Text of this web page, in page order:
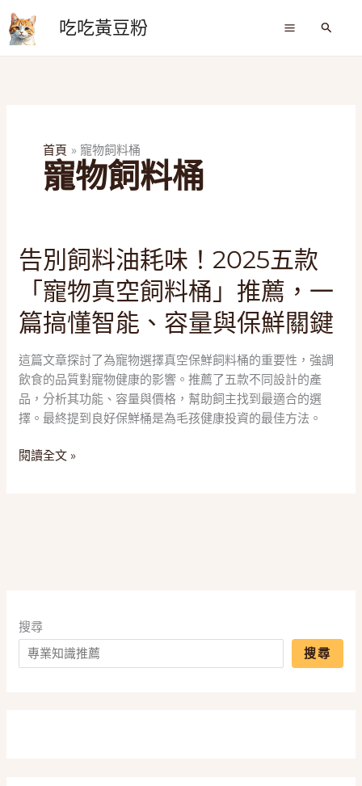
至
主
吃吃黃豆粉
搜
首頁 寵物飼料桶
寵物飼料桶
告別飼料油耗味！2025五款
「寵物真空飼料桶」推薦，一
篇搞懂智能、容量與保鮮關鍵
這篇文章探討了為寵物選擇真空保鮮飼料桶的重要性，強調
飲食的品質對寵物健康的影響。推薦了五款不同設計的產
品，分析其功能、容量與價格，幫助飼主找到最適合的選
擇。最終提到良好保鮮桶是為毛孩健康投資的最佳方法。
告
別
料
油
味！
2025
五
款
「寵
物
一
篇
搞
閱讀全文 »
搜尋
搜尋